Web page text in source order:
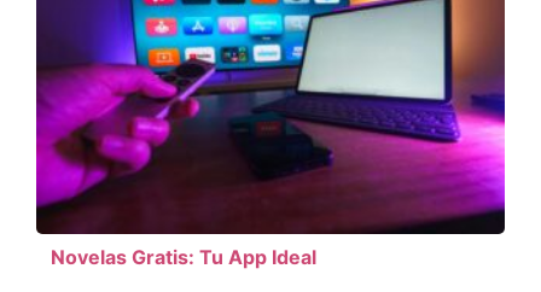
Novelas Gratis: Tu App Ideal